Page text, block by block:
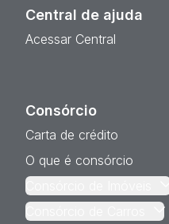
Central de ajuda
Acessar Central
Consórcio
Carta de crédito
O que é consórcio